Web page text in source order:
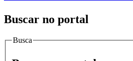
Buscar no portal
Busca